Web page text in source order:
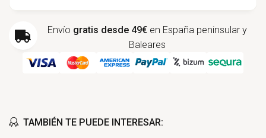
Envío gratis desde 49€ en España peninsular y
Baleares
TAMBIÉN TE PUEDE INTERESAR: